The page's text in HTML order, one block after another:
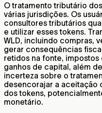
O tratamento tributário
várias jurisdições. Os
consultores tributários
e utilizar esses tokens.
WLD, incluindo compras,
gerar consequências
retidos na fonte,
ganhos de capital, além
incerteza sobre o
desencorajar a aceitação
dos tokens,
monetário.